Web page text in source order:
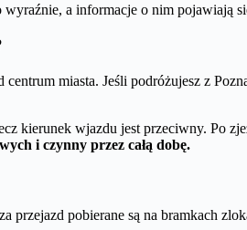
a informacje o nim pojawiają
centrum miasta. Jeśli podróżujesz z
kierunek wjazdu jest przeciwny. Po
i czynny przez całą dobę.
przejazd pobierane są na bramkach